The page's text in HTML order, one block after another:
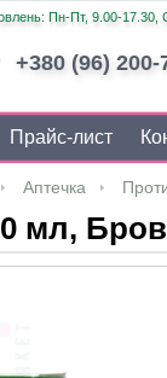
Пн-Пт, 9.00-17.30,
+380 (96) 200-
Прайс-лист
Аптечка
мл,